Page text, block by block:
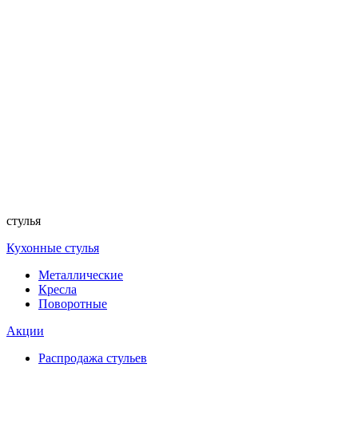
стулья
Кухонные стулья
Металлические
Кресла
Поворотные
Акции
Распродажа стульев